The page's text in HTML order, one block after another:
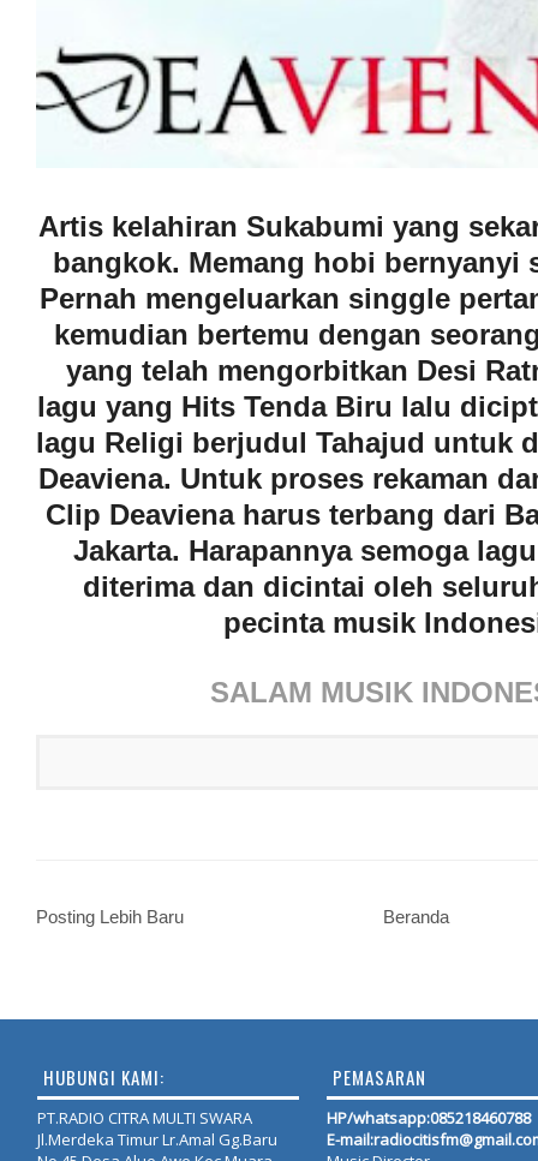
Artis kelahiran Sukabumi yang
bangkok. Memang hobi bernyanyi
Pernah mengeluarkan singgle
kemudian bertemu dengan
yang telah mengorbitkan Desi
lagu yang Hits Tenda Biru lalu
lagu Religi berjudul Tahajud untuk
Deaviena. Untuk proses rekaman
Clip Deaviena harus terbang dari
Jakarta. Harapannya semoga
diterima dan dicintai oleh
pecinta musik
SALAM MUSIK
Posting Lebih Baru Beranda
HUBUNGI KAMI:
PT.RADIO CITRA MULTI SWARA
Jl.Merdeka Timur Lr.Amal Gg.Baru
PEMASARAN
HP/whatsapp:085218460788
E-